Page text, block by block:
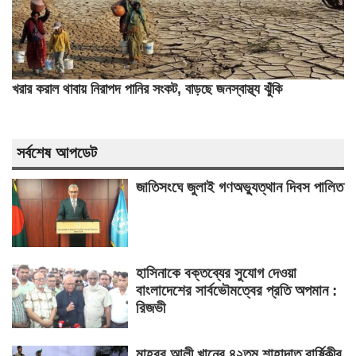
খরার করাল থাবায় নিরাপদ পানির সংকট, বাড়ছে জনস্বাস্থ্য ঝুঁকি
সর্বশেষ আপডেট
জাতিসংঘে জুলাই গণঅভ্যুত্থান দিবস পালিত
হাসিনাকে বক্তব্যের সুযোগ দেওয়া
বাংলাদেশের সার্বভৌমত্বের প্রতি অপমান :
রিজভী